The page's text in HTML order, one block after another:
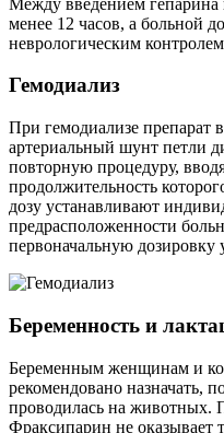
менее 12 часов, а больной
неврологическим
Гемодиализ
При гемодиализе препарат
артериальный шунт петли
повторную процедуру,
продолжительность
дозу устанавливают
предрасположенности
первоначальную
Беременность и
Беременным женщинам и
рекомендовано назначать,
проводилась на животных.
Фраксипарин не оказывает